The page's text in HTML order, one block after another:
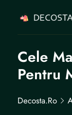
Cele
Pentru
Decosta.ro